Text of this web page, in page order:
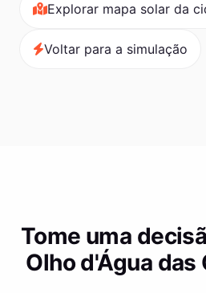
Explorar mapa solar da
Voltar para a simulação
Tome uma
Olho d'Água